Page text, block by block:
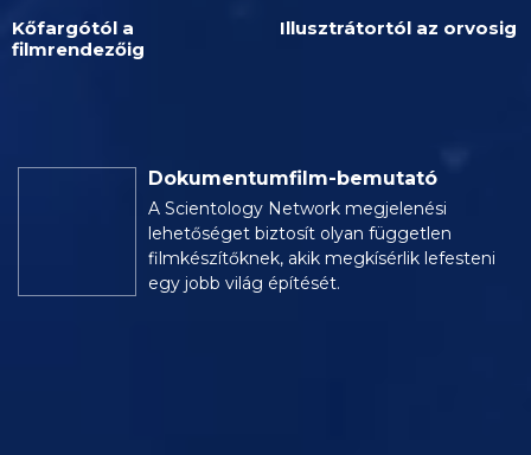
Kőfargótól a
filmrendezőig
Illusztrátortól az orvosig
Dokumentumfilm-bemutató
A Scientology Network megjelenési
lehetőséget biztosít olyan független
filmkészítőknek, akik megkísérlik lefesteni
egy jobb világ építését.